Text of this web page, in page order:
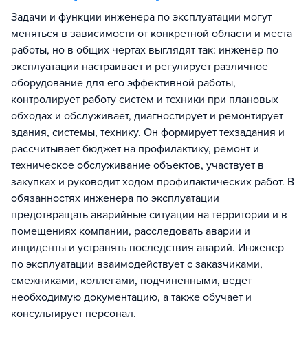
Задачи и функции инженера по эксплуатации могут
меняться в зависимости от конкретной области и места
работы, но в общих чертах выглядят так: инженер по
эксплуатации настраивает и регулирует различное
оборудование для его эффективной работы,
контролирует работу систем и техники при плановых
обходах и обслуживает, диагностирует и ремонтирует
здания, системы, технику. Он формирует техзадания и
рассчитывает бюджет на профилактику, ремонт и
техническое обслуживание объектов, участвует в
закупках и руководит ходом профилактических работ. В
обязанностях инженера по эксплуатации
предотвращать аварийные ситуации на территории и в
помещениях компании, расследовать аварии и
инциденты и устранять последствия аварий. Инженер
по эксплуатации взаимодействует с заказчиками,
смежниками, коллегами, подчиненными, ведет
необходимую документацию, а также обучает и
консультирует персонал.